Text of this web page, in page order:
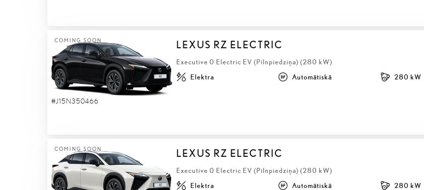
COMING SOON
#J15N350466
LEXUS RZ ELECTRIC
Executive 0 Electric EV (Pilnpiedziņa) (280 kW)
Elektra Automātiskā 280 kW
COMING SOON LEXUS RZ ELECTRIC
Executive 0 Electric EV (Pilnpiedziņa) (280 kW)
Elektra Automātiskā 280 kW